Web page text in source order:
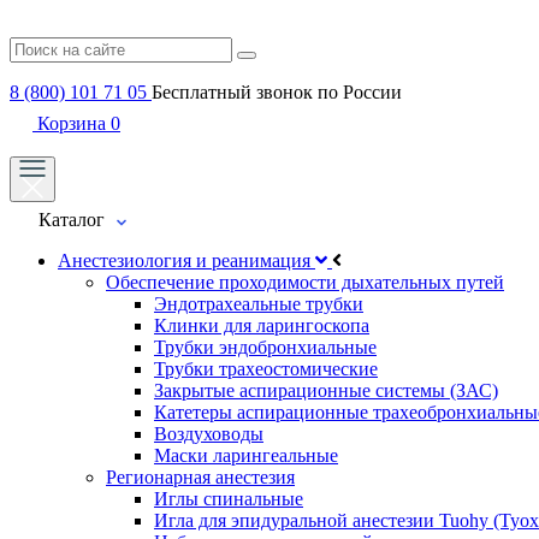
8 (800) 101 71 05 Бесплатный звонок по России
Корзина 0
Каталог
Анестезиология и реанимация
Обеспечение проходимости дыхательных путей
Эндотрахеальные трубки
Клинки для ларингоскопа
Трубки эндобронхиальные
Трубки трахеостомические
Закрытые аспирационные системы (ЗАС)
Катетеры аспирационные
Воздуховоды
Маски ларингеальные
Регионарная анестезия
Иглы спинальные
Игла для эпидуральной анестезии Tuohy